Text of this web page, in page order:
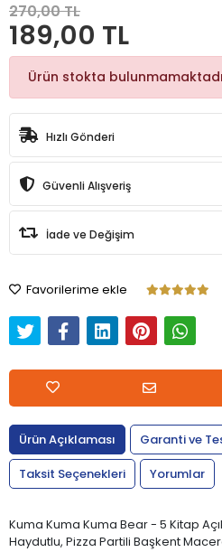
270,00 TL
189,00 TL
Ürün stokta
Hızlı Gönderi
Güvenli Alışveriş
İade ve Değişim
Favorilerime ekle
Ürün Açıklaması
Garanti ve
Taksit Seçenekleri
Yorumlar
Kuma Kuma Kuma Bear - 5 Kitap
Haydutlu, Pizza Partili Başkent